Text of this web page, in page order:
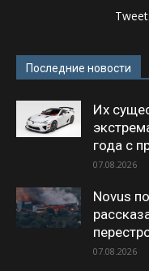
Последние новости
Их
года с
07.08.2026
Novus
07.08.2026